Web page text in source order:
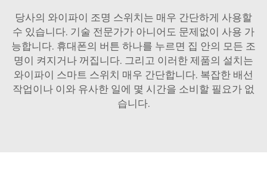
당사의 와이파이 조명 스위치는 매우 간단하게 사용할
수 있습니다. 기술 전문가가 아니어도 문제없이 사용 가
능합니다. 휴대폰의 버튼 하나를 누르면 집 안의 모든 조
명이 켜지거나 꺼집니다. 그리고 이러한 제품의 설치는
와이파이 스마트 스위치 매우 간단합니다. 복잡한 배선
작업이나 이와 유사한 일에 몇 시간을 소비할 필요가 없
습니다.